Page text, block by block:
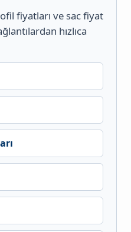
fiyatları ve sac fiyat
hızlıca